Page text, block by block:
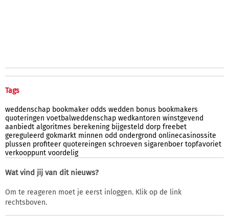
Tags
weddenschap bookmaker odds wedden bonus bookmakers
quoteringen voetbalweddenschap wedkantoren winstgevend
aanbiedt algoritmes berekening bijgesteld dorp freebet
gereguleerd gokmarkt minnen odd ondergrond onlinecasinossite
plussen profiteer quotereingen schroeven sigarenboer topfavoriet
verkooppunt voordelig
Wat vind jij van dit nieuws?
Om te reageren moet je eerst inloggen. Klik op de link
rechtsboven.